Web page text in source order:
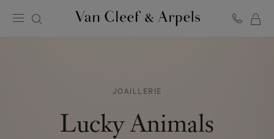
&
JOAILLERIE
Lucky Animals